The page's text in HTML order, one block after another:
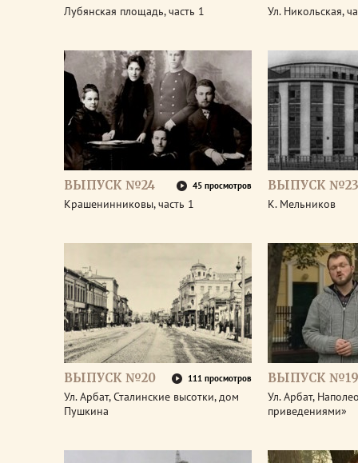
Лубянская площадь, часть 1 Ул. Никольская,
ВЫПУСК №24 45 просмотров
Крашенинниковы, часть 1
ВЫПУСК №23
К. Мельников
ВЫПУСК №20 111 просмотров
Ул. Арбат, Сталинские высотки, дом
Пушкина
ВЫПУСК №19
Ул. Арбат,
приведениями»